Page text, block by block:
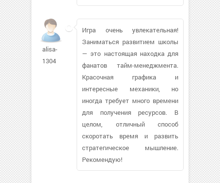
alisa-
1304
Игра очень увлекательная!
Заниматься развитием школы
— это настоящая находка для
фанатов тайм-менеджмента.
Красочная графика и
интересные механики, но
иногда требует много времени
для получения ресурсов. В
целом, отличный способ
скоротать время и развить
стратегическое мышление.
Рекомендую!